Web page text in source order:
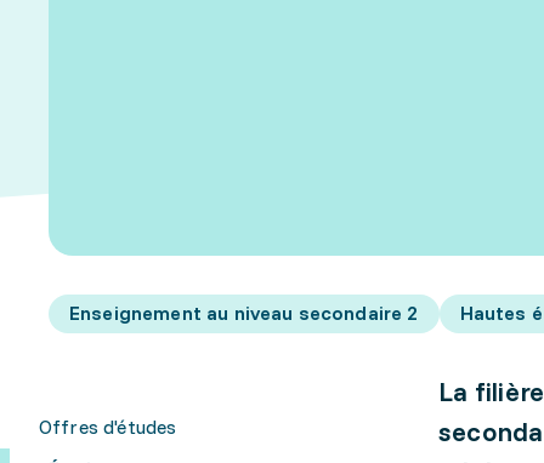
Enseignement au niveau secondaire 2 Hautes
Offres d'études
La